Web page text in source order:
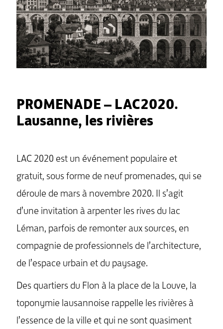
PROMENADE – LAC2020.
Lausanne, les rivières
LAC 2020 est un événement populaire et
gratuit, sous forme de neuf promenades, qui se
déroule de mars à novembre 2020. Il s’agit
d’une invitation à arpenter les rives du lac
Léman, parfois de remonter aux sources, en
compagnie de professionnels de l’architecture,
de l’espace urbain et du paysage.
Des quartiers du Flon à la place de la Louve, la
toponymie lausannoise rappelle les rivières à
l’essence de la ville et qui ne sont quasiment